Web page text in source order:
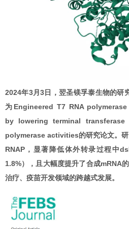
2024年3月3日，翌圣镁孚泰生物的研
为Engineered T7 RNA
by lowering terminal transferase
polymerase activities的研究论文。
RNAP，显著降低体外转录过程中
1.8%），且大幅度提升了合成mRNA
治疗、疫苗开发领域的跨越式发展。